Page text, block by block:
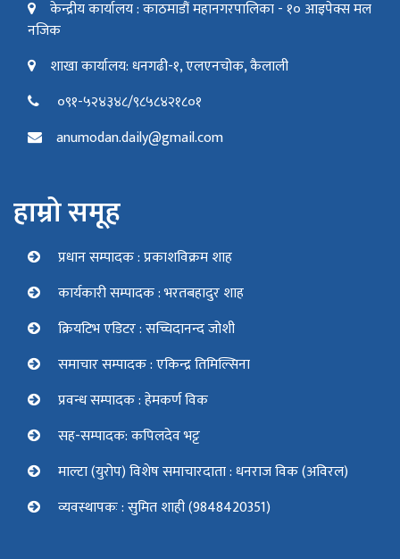
केन्द्रीय कार्यालय : काठमाडौं महानगरपालिका - १० आइपेक्स मल
नजिक
शाखा कार्यालय: धनगढी-१, एलएनचोक, कैलाली
०९१-५२४३४८/९८५८४२१८०१
anumodan.daily@gmail.com
हाम्रो समूह
प्रधान सम्पादक : प्रकाशविक्रम शाह
कार्यकारी सम्पादक : भरतबहादुर शाह
क्रियटिभ एडिटर : सच्चिदानन्द जोशी
समाचार सम्पादक : एकिन्द्र तिमिल्सिना
प्रवन्ध सम्पादक : हेमकर्ण विक
सह-सम्पादक: कपिलदेव भट्ट
माल्टा (युरोप) विशेष समाचारदाता : धनराज विक (अविरल)
व्यवस्थापकः : सुमित शाही (9848420351)